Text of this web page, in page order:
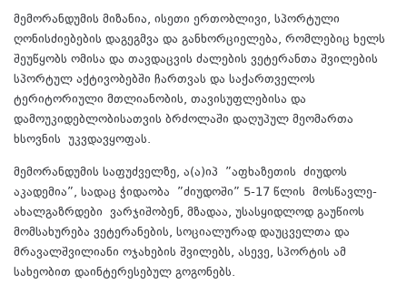
მემორანდუმის მიზანია, ისეთი ერთობლივი, სპორტული
ღონისძიებების დაგეგმვა და განხორციელება, რომლებიც ხელს
შეუწყობს ომისა და თავდაცვის ძალების ვეტერანთა შვილების
სპორტულ აქტივობებში ჩართვას და საქართველოს
ტერიტორიული მთლიანობის, თავისუფლებისა და
დამოუკიდებლობისათვის ბრძოლაში დაღუპულ მეომართა
ხსოვნის უკვდავყოფას.
მემორანდუმის საფუძველზე, ა(ა)იპ ”აფხაზეთის ძიუდოს
აკადემია”, სადაც ჭიდაობა ”ძიუდოში” 5-17 წლის მოსწავლე-
ახალგაზრდები ვარჯიშობენ, მზადაა, უსასყიდლოდ გაუწიოს
მომსახურება ვეტერანების, სოციალურად დაუცველთა და
მრავალშვილიანი ოჯახების შვილებს, ასევე, სპორტის ამ
სახეობით დაინტერესებულ გოგონებს.